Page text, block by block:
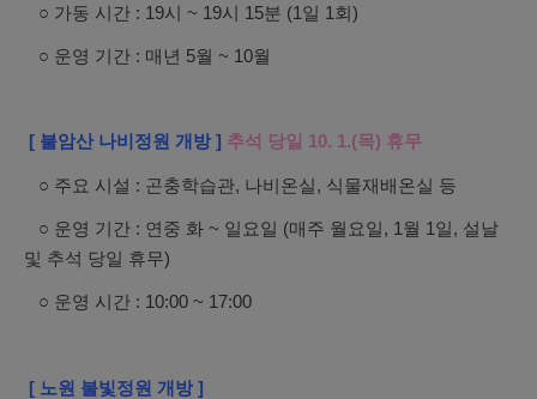
○ 가동 시간 : 19시 ~ 19시 15분 (1일 1회)
○ 운영 기간 : 매년 5월 ~ 10월
[ 불암산 나비정원 개방 ] 추석 당일 10. 1.(목) 휴무
○ 주요 시설 : 곤충학습관, 나비온실, 식물재배온실 등
○ 운영 기간 : 연중 화 ~ 일요일 (매주 월요일, 1월 1일, 설날
및 추석 당일 휴무)
○ 운영 시간 : 10:00 ~ 17:00
[ 노원 불빛정원 개방 ]